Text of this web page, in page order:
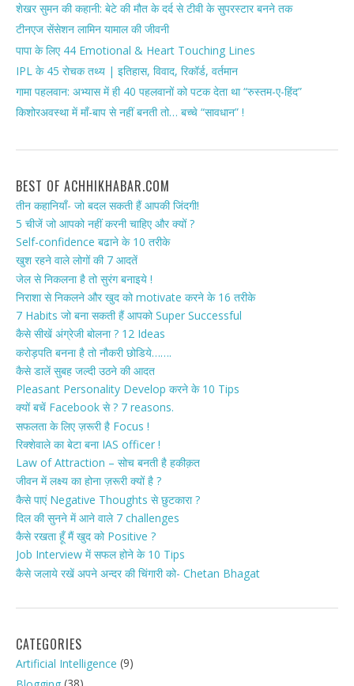
शेखर सुमन की कहानी: बेटे की मौत के दर्द से टीवी के सुपरस्टार बनने तक
टीनएज सेंसेशन लामिन यामाल की जीवनी
पापा के लिए 44 Emotional & Heart Touching Lines
IPL के 45 रोचक तथ्य | इतिहास, विवाद, रिकॉर्ड, वर्तमान
गामा पहलवान: अभ्यास में ही 40 पहलवानों को पटक देता था “रुस्तम-ए-हिंद”
किशोरअवस्था में माँ-बाप से नहीं बनती तो… बच्चे “सावधान” !
BEST OF ACHHIKHABAR.COM
तीन कहानियाँ- जो बदल सकती हैं आपकी जिंदगी!
5 चीजें जो आपको नहीं करनी चाहिए और क्यों ?
Self-confidence बढाने के 10 तरीके
खुश रहने वाले लोगों की 7 आदतें
जेल से निकलना है तो सुरंग बनाइये !
निराशा से निकलने और खुद को motivate करने के 16 तरीके
7 Habits जो बना सकती हैं आपको Super Successful
कैसे सीखें अंग्रेजी बोलना ? 12 Ideas
करोड़पति बनना है तो नौकरी छोडिये…….
कैसे डालें सुबह जल्दी उठने की आदत
Pleasant Personality Develop करने के 10 Tips
क्यों बचें Facebook से ? 7 reasons.
सफलता के लिए ज़रूरी है Focus !
रिक्शेवाले का बेटा बना IAS officer !
Law of Attraction – सोच बनती है हकीक़त
जीवन में लक्ष्य का होना ज़रूरी क्यों है ?
कैसे पाएं Negative Thoughts से छुटकारा ?
दिल की सुनने में आने वाले 7 challenges
कैसे रखता हूँ मैं खुद को Positive ?
Job Interview में सफल होने के 10 Tips
कैसे जलाये रखें अपने अन्दर की चिंगारी को- Chetan Bhagat
CATEGORIES
Artificial Intelligence (9)